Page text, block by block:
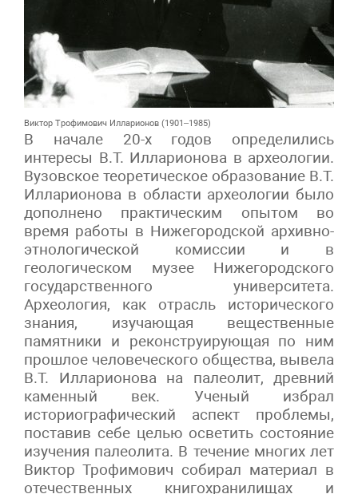
Виктор Трофимович Илларионов (1901–1985)
В начале 20-х годов определились
интересы В.Т. Илларионова в археологии.
Вузовское теоретическое образование В.Т.
Илларионова в области археологии было
дополнено практическим опытом во
время работы в Нижегородской архивно-
этнологической комиссии и в
геологическом музее Нижегородского
государственного университета.
Археология, как отрасль исторического
знания, изучающая вещественные
памятники и реконструирующая по ним
прошлое человеческого общества, вывела
В.Т. Илларионова на палеолит, древний
каменный век. Ученый избрал
историографический аспект проблемы,
поставив себе целью осветить состояние
изучения палеолита. В течение многих лет
Виктор Трофимович собирал материал в
отечественных книгохранилищах и